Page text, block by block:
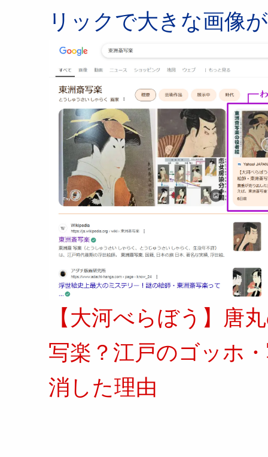
リックで大きな画像
【大河べらぼう】唐
写楽？江戸のゴッホ
消した理由